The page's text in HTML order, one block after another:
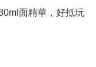
面精華，好抵玩